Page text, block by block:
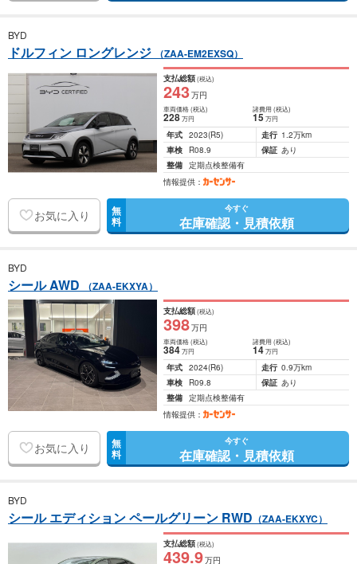
BYD
ドルフィン ロングレンジ （ZAA-EM2EXSQ）
支払総額(税込)
243万円
車両価格(税込)
228万円
諸費用 (税込)
15 万円
年式 2023(R5) 走行 1.2万km
車検
R08.9 保証 あり
整備 定期点検整備有
情報提供：
お気に入り 無
料
今すぐ
在庫確認・見積依頼
BYD
シール AWD （ZAA-EKXYA）
支払総額(税込)
398万円
車両価格(税込)
384万円
諸費用 (税込)
14 万円
年式 2024(R6) 走行 0.9万km
車検
R09.8 保証 あり
整備 定期点検整備有
情報提供：
お気に入り 無
料
今すぐ
在庫確認・見積依頼
BYD
シール エディション ペールグリーン RWD （ZAA-EKXYC）
支払総額(税込)
439.9万円